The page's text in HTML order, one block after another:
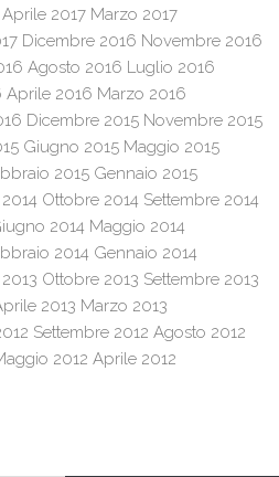
Aprile 2017 Marzo 2017
Dicembre 2016 Novembre 2016
Agosto 2016 Luglio 2016
Aprile 2016 Marzo 2016
Dicembre 2015 Novembre 2015
Giugno 2015 Maggio 2015
2015 Gennaio 2015
Ottobre 2014 Settembre 2014
2014 Maggio 2014
2014 Gennaio 2014
Ottobre 2013 Settembre 2013
2013 Marzo 2013
Settembre 2012 Agosto 2012
2012 Aprile 2012